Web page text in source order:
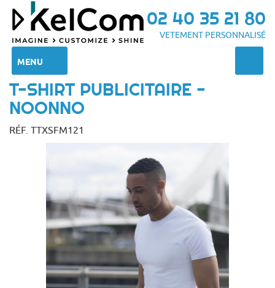
02 40 35 21 80
VETEMENT PERSONNALISÉ
MENU
T-SHIRT PUBLICITAIRE -
NOONNO
RÉF. TTXSFM121